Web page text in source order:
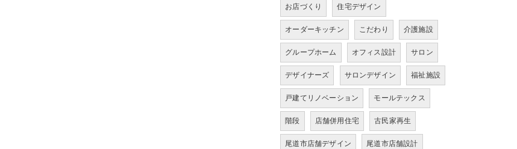
お店づくり 住宅デザイン
オーダーキッチン こだわり 介護施設
グループホーム オフィス設計 サロン
デザイナーズ サロンデザイン 福祉施設
戸建てリノベーション モールテックス
階段 店舗併用住宅 古民家再生
尾道市店舗デザイン 尾道市店舗設計